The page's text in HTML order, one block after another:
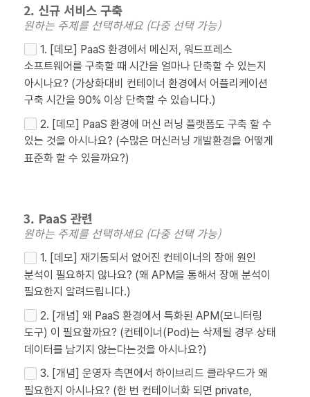
2. 신규 서비스 구축
원하는 주제를 선택하세요 (다중 선택 가능)
1. [데모] PaaS 환경에서 메신저, 워드프레스
소프트웨어를 구축할 때 시간을 얼마나 단축할 수 있는지
아시나요? (가상화대비 컨테이너 환경에서 어플리케이션
구축 시간을 90% 이상 단축할 수 있습니다.)
2. [데모] PaaS 환경에 머신 러닝 플랫폼도 구축 할 수
있는 것을 아시나요? (수많은 머신러닝 개발환경을 어떻게
표준화 할 수 있을까요?)
3. PaaS 관련
원하는 주제를 선택하세요 (다중 선택 가능)
1. [데모] 재기동되서 없어진 컨테이너의 장애 원인
분석이 필요하지 않나요? (왜 APM을 통해서 장애 분석이
필요한지 알려드립니다.)
2. [개념] 왜 PaaS 환경에서 특화된 APM(모니터링
도구) 이 필요할까요? (컨테이너(Pod)는 삭제될 경우 상태
데이터를 남기지 않는다는것을 아시나요?)
3. [개념] 운영자 측면에서 하이브리드 클라우드가 왜
필요한지 아시나요? (한 번 컨테이너화 되면 private,